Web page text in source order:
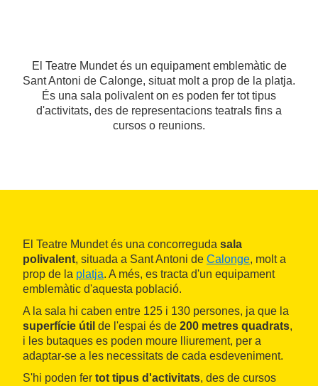
El Teatre Mundet és un equipament emblemàtic de
Sant Antoni de Calonge, situat molt a prop de la platja.
És una sala polivalent on es poden fer tot tipus
d'activitats, des de representacions teatrals fins a
cursos o reunions.
El Teatre Mundet és una concorreguda sala
polivalent, situada a Sant Antoni de Calonge, molt a
prop de la platja. A més, es tracta d'un equipament
emblemàtic d'aquesta població.
A la sala hi caben entre 125 i 130 persones, ja que la
superfície útil de l'espai és de 200 metres quadrats,
i les butaques es poden moure lliurement, per a
adaptar-se a les necessitats de cada esdeveniment.
S'hi poden fer tot tipus d'activitats, des de cursos